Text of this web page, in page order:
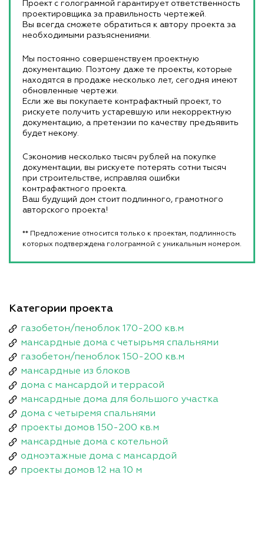
Проект с голограммой гарантирует ответственность
проектировщика за правильность чертежей.
Вы всегда сможете обратиться к автору проекта за
необходимыми разъяснениями.
Мы постоянно совершенствуем проектную
документацию. Поэтому даже те проекты, которые
находятся в продаже несколько лет, сегодня имеют
обновленные чертежи.
Если же вы покупаете контрафактный проект, то
рискуете получить устаревшую или некорректную
документацию, а претензии по качеству предъявить
будет некому.
Сэкономив несколько тысяч рублей на покупке
документации, вы рискуете потерять сотни тысяч
при строительстве, исправляя ошибки
контрафактного проекта.
Ваш будущий дом стоит подлинного, грамотного
авторского проекта!
** Предложение относится только к проектам, подлинность
которых подтверждена голограммой с уникальным номером.
Категории проекта
газобетон/пеноблок 170-200 кв.м
мансардные дома с четырьмя спальнями
газобетон/пеноблок 150-200 кв.м
мансардные из блоков
дома с мансардой и террасой
мансардные дома для большого участка
дома с четыремя спальнями
проекты домов 150-200 кв.м
мансардные дома с котельной
одноэтажные дома с мансардой
проекты домов 12 на 10 м